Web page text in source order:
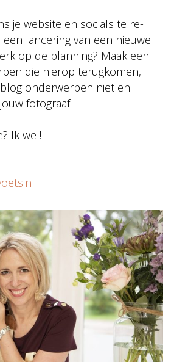
je website en socials te re-
lancering van een nieuwe
op de planning? Maak een
die hierop terugkomen,
onderwerpen niet en
fotograaf.
Ik wel!